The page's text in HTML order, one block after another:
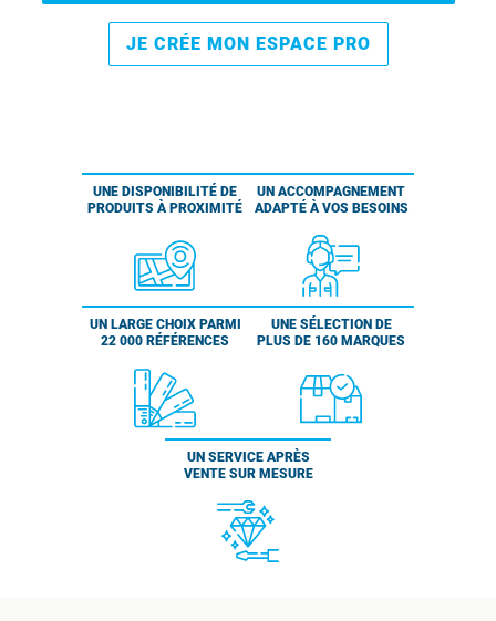
JE CRÉE MON ESPACE PRO
UNE DISPONIBILITÉ DE
PRODUITS À PROXIMITÉ
UN ACCOMPAGNEMENT
ADAPTÉ À VOS BESOINS
UN LARGE CHOIX PARMI
22 000 RÉFÉRENCES
UNE SÉLECTION DE
PLUS DE 160 MARQUES
UN SERVICE APRÈS
VENTE SUR MESURE